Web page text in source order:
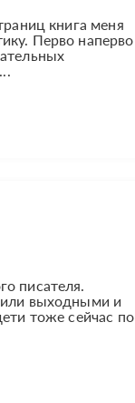
книга меня
Перво наперво
писателя.
или выходными и
тоже сейчас по